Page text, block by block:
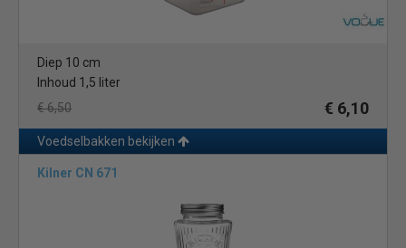
Diep 10 cm
Inhoud 1,5 liter
€ 6,50
€ 6,10
Voedselbakken bekijken
Kilner CN 671